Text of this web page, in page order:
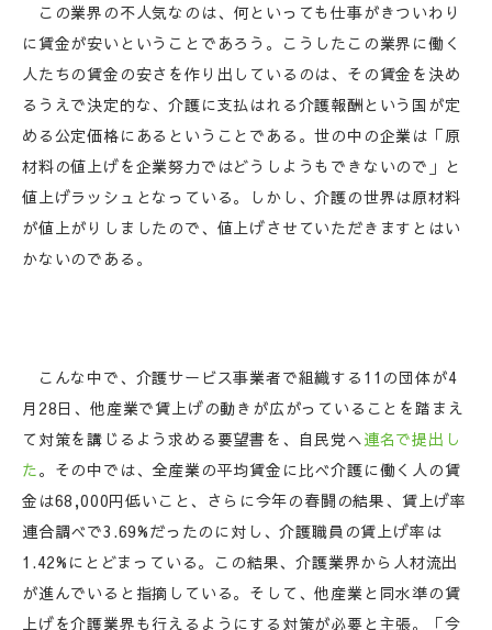
この業界の不人気なのは、何といっても仕事がきついわり
に賃金が安いということであろう。こうしたこの業界に働く
人たちの賃金の安さを作り出しているのは、その賃金を決め
るうえで決定的な、介護に支払はれる介護報酬という国が定
める公定価格にあるということである。世の中の企業は「原
材料の値上げを企業努力ではどうしようもできないので」と
値上げラッシュとなっている。しかし、介護の世界は原材料
が値上がりしましたので、値上げさせていただきますとはい
かないのである。
こんな中で、介護サービス事業者で組織する11の団体が4
月28日、他産業で賃上げの動きが広がっていることを踏まえ
て対策を講じるよう求める要望書を、自民党へ連名で提出し
た。その中では、全産業の平均賃金に比べ介護に働く人の賃
金は68,000円低いこと、さらに今年の春闘の結果、賃上げ率
連合調べで3.69%だったのに対し、介護職員の賃上げ率は
1.42%にとどまっている。この結果、介護業界から人材流出
が進んでいると指摘している。そして、他産業と同水準の賃
上げを介護業界も行えるようにする対策が必要と主張。「今